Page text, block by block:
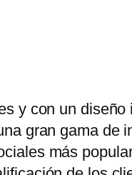
y con un
gran gama de
más